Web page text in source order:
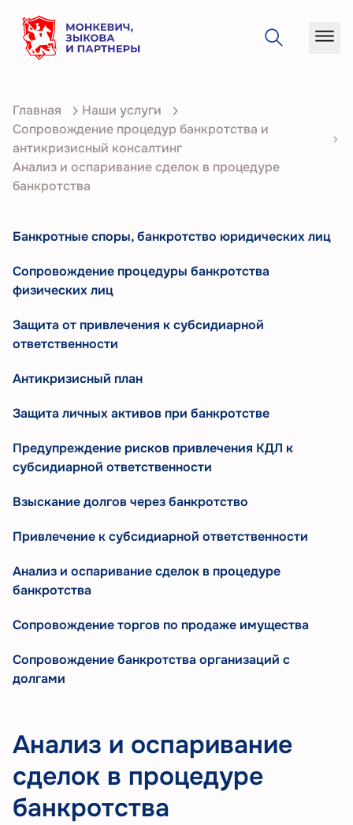
компании
Услуги
Кейсы
Контакты
Главная
Наши услуги
Сопровождение процедур банкротства и
антикризисный консалтинг
Анализ и оспаривание сделок в процедуре
банкротства
Банкротные споры, банкротство юридических лиц
Сопровождение процедуры банкротства
физических лиц
Защита от привлечения к субсидиарной
ответственности
Антикризисный план
Защита личных активов при банкротстве
Предупреждение рисков привлечения КДЛ к
субсидиарной ответственности
Взыскание долгов через банкротство
Привлечение к субсидиарной ответственности
Анализ и оспаривание сделок в процедуре
банкротства
Сопровождение торгов по продаже имущества
Сопровождение банкротства организаций с
долгами
Анализ и оспаривание
сделок в процедуре
банкротства